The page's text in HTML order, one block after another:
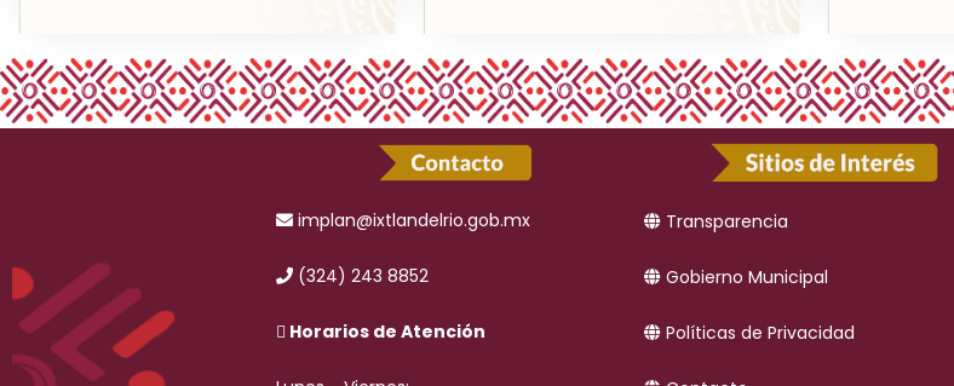
implan@ixtlandelrio.gob.mx
(324) 243 8852
Horarios de Atención
Transparencia
Gobierno Municipal
Políticas de Privacidad